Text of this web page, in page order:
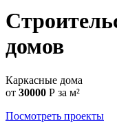
домов
Каркасные дома
от 30000 Р за м²
Посмотреть проекты